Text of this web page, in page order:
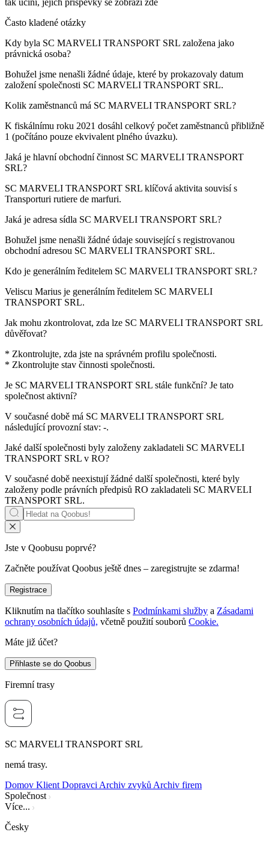
tak učiní, jejich příspěvky se zobrazí zde
Často kladené otázky
Kdy byla SC MARVELI TRANSPORT SRL založena jako
právnická osoba?
Bohužel jsme nenašli žádné údaje, které by prokazovaly datum
založení společnosti SC MARVELI TRANSPORT SRL.
Kolik zaměstnanců má SC MARVELI TRANSPORT SRL?
K fiskálnímu roku 2021 dosáhl celkový počet zaměstnanců přibližně
1 (počítáno pouze ekvivalent plného úvazku).
Jaká je hlavní obchodní činnost SC MARVELI TRANSPORT
SRL?
SC MARVELI TRANSPORT SRL klíčová aktivita souvisí s
Transporturi rutiere de marfuri.
Jaká je adresa sídla SC MARVELI TRANSPORT SRL?
Bohužel jsme nenašli žádné údaje související s registrovanou
obchodní adresou SC MARVELI TRANSPORT SRL.
Kdo je generálním ředitelem SC MARVELI TRANSPORT SRL?
Veliscu Marius je generálním ředitelem SC MARVELI
TRANSPORT SRL.
Jak mohu zkontrolovat, zda lze SC MARVELI TRANSPORT SRL
důvěřovat?
* Zkontrolujte, zda jste na správném profilu společnosti.
* Zkontrolujte stav činnosti společnosti.
Je SC MARVELI TRANSPORT SRL stále funkční? Je tato
společnost aktivní?
V současné době má SC MARVELI TRANSPORT SRL
následující provozní stav: -.
Jaké další společnosti byly založeny zakladateli SC MARVELI
TRANSPORT SRL v RO?
V současné době neexistují žádné další společnosti, které byly
založeny podle právních předpisů RO zakladateli SC MARVELI
TRANSPORT SRL.
Jste v Qoobusu poprvé?
Začněte používat Qoobus ještě dnes – zaregistrujte se zdarma!
Registrace
Kliknutím na tlačítko souhlasíte s Podmínkami služby a Zásadami
ochrany osobních údajů, včetně použití souborů Cookie.
Máte již účet?
Přihlaste se do Qoobus
Firemní trasy
SC MARVELI TRANSPORT SRL
nemá trasy.
Domov Klient Dopravci Archiv zvyků Archiv firem
Společnost
Více...
Česky